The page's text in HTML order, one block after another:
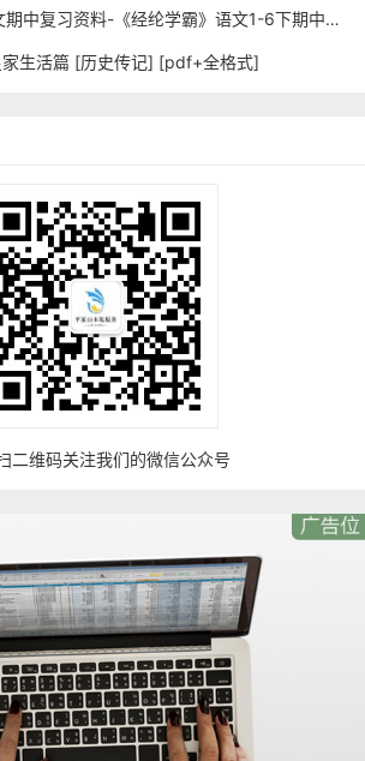
五年级下册 5下 语文期中复习资料-《经纶学霸》语文1-6下期中复习资料
生活篇 [ 历史传记] [pdf+全格式]
二维码关注我们的微信公众号